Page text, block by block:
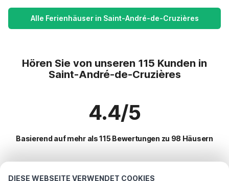
DIESE WEBSEITE VERWENDET COOKIES
Alle Ferienhäuser in Saint-André-de-Cruzières
Hören Sie von unseren 115 Kunden in
Saint-André-de-Cruzières
4.4/5
Basierend auf mehr als 115 Bewertungen zu 98 Häusern